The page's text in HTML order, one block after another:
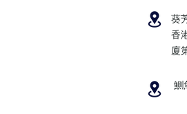
葵
香
廈
鰂